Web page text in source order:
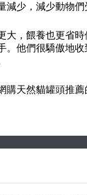
少，減少動物
，餵養也更省
他們很驕傲地
天然貓罐頭推